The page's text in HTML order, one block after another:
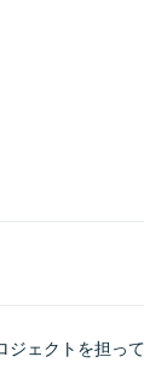
ジェクトを担っ